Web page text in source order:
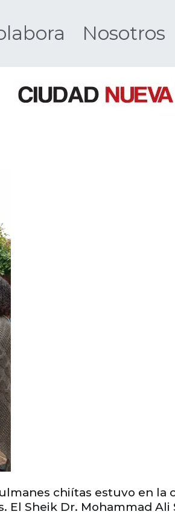
Nosotros
chiítas estuvo en la
El Sheik Dr. Mohammad